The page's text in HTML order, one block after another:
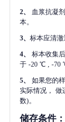
2、 血浆抗凝
本。
3、 标本应清澈
4、
标本收集
于 -20 ℃ , -70
5、
如果您的
实际情况，
做
数)。
储存条件：